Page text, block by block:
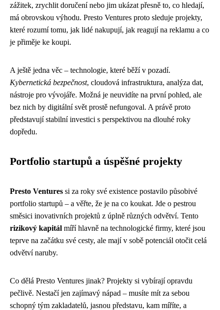
zážitek, zrychlit doručení nebo jim ukázat přesně to, co hledají,
má obrovskou výhodu. Presto Ventures proto sleduje projekty,
které rozumí tomu, jak lidé nakupují, jak reagují na reklamu a co
je přiměje ke koupi.
A ještě jedna věc – technologie, které běží v pozadí.
Kybernetická bezpečnost, cloudová infrastruktura, analýza dat,
nástroje pro vývojáře. Možná je neuvidíte na první pohled, ale
bez nich by digitální svět prostě nefungoval. A právě proto
představují stabilní investici s perspektivou na dlouhé roky
dopředu.
Portfolio startupů a úspěšné projekty
Presto Ventures si za roky své existence postavilo působivé
portfolio startupů – a věřte, že je na co koukat. Jde o pestrou
směsici inovativních projektů z úplně různých odvětví. Tento
rizikový kapitál míří hlavně na technologické firmy, které jsou
teprve na začátku své cesty, ale mají v sobě potenciál otočit celá
odvětví naruby.
Co dělá Presto Ventures jinak? Projekty si vybírají opravdu
pečlivě. Nestačí jen zajímavý nápad – musíte mít za sebou
schopný tým zakladatelů, jasnou představu, kam míříte, a